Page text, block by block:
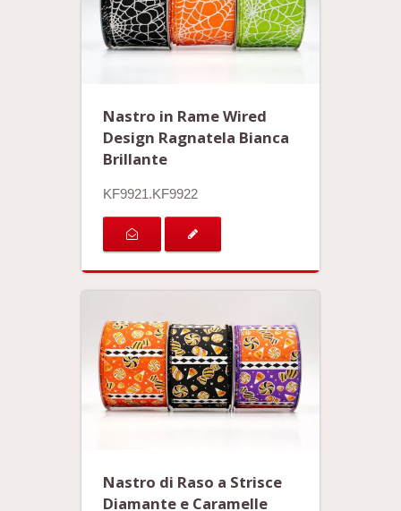
Nastro in Rame Wired
Design Ragnatela Bianca
Brillante
KF9921.KF9922
Nastro di Raso a Strisce
Diamante e Caramelle